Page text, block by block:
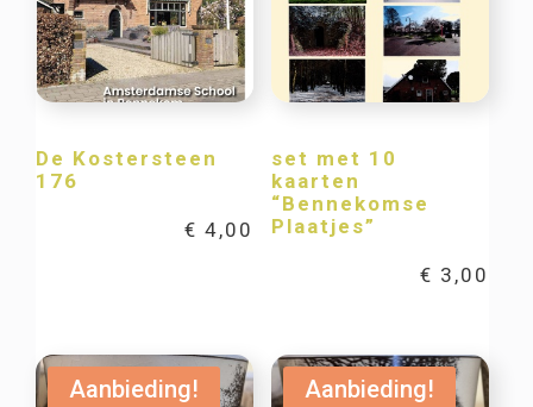
De Kostersteen
176
€ 4,00
set met 10
kaarten
“Bennekomse
Plaatjes”
€ 3,00
Aanbieding! Aanbieding!